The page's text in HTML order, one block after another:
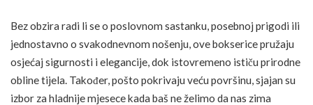
Bez obzira radi li se o poslovnom sastanku, posebnoj prigodi ili
jednostavno o svakodnevnom nošenju, ove bokserice pružaju
osjećaj sigurnosti i elegancije, dok istovremeno ističu prirodne
obline tijela. Također, pošto pokrivaju veću površinu, sjajan su
izbor za hladnije mjesece kada baš ne želimo da nas zima